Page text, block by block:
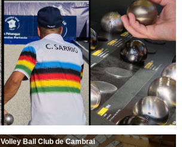
Volley Ball Club de Cambrai